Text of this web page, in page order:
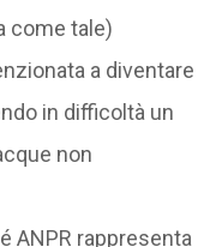
come tale)
a diventare
in difficoltà un
non
ANPR rappresenta